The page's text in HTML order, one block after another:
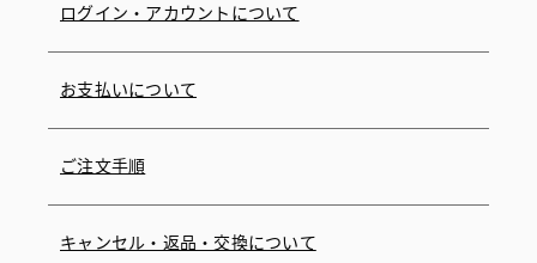
ログイン・アカウントについて
お支払いについて
ご注文手順
キャンセル・返品・交換について